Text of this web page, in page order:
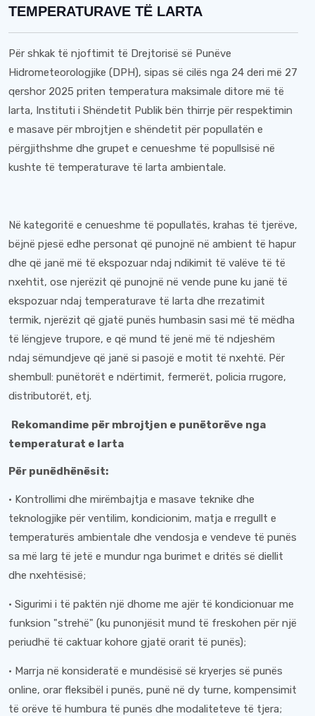
TEMPERATURAVE TË LARTA
Për shkak të njoftimit të Drejtorisë së Punëve
Hidrometeorologjike (DPH), sipas së cilës nga 24 deri më 27
qershor 2025 priten temperatura maksimale ditore më të
larta, Instituti i Shëndetit Publik bën thirrje për respektimin
e masave për mbrojtjen e shëndetit për popullatën e
përgjithshme dhe grupet e cenueshme të popullsisë në
kushte të temperaturave të larta ambientale.
Në kategoritë e cenueshme të popullatës, krahas të tjerëve,
bëjnë pjesë edhe personat që punojnë në ambient të hapur
dhe që janë më të ekspozuar ndaj ndikimit të valëve të të
nxehtit, ose njerëzit që punojnë në vende pune ku janë të
ekspozuar ndaj temperaturave të larta dhe rrezatimit
termik, njerëzit që gjatë punës humbasin sasi më të mëdha
të lëngjeve trupore, e që mund të jenë më të ndjeshëm
ndaj sëmundjeve që janë si pasojë e motit të nxehtë. Për
shembull: punëtorët e ndërtimit, fermerët, policia rrugore,
distributorët, etj.
Rekomandime për mbrojtjen e punëtorëve nga
temperaturat e larta
Për punëdhënësit:
· Kontrollimi dhe mirëmbajtja e masave teknike dhe
teknologjike për ventilim, kondicionim, matja e rregullt e
temperaturës ambientale dhe vendosja e vendeve të punës
sa më larg të jetë e mundur nga burimet e dritës së diellit
dhe nxehtësisë;
· Sigurimi i të paktën një dhome me ajër të kondicionuar me
funksion "strehë" (ku punonjësit mund të freskohen për një
periudhë të caktuar kohore gjatë orarit të punës);
· Marrja në konsideratë e mundësisë së kryerjes së punës
online, orar fleksibël i punës, punë në dy turne, kompensimit
të orëve të humbura të punës dhe modaliteteve të tjera;